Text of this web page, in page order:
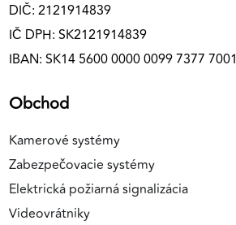
DIČ: 2121914839
IČ DPH: SK2121914839
IBAN: SK14 5600 0000 0099 7377 7001
Obchod
Kamerové systémy
Zabezpečovacie systémy
Elektrická požiarná signalizácia
Videovrátniky